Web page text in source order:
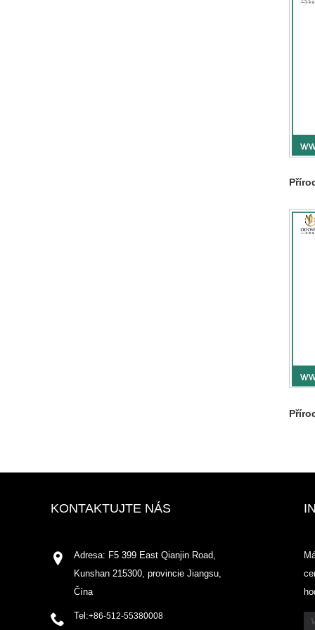
KONTAKTUJTE NÁS
Adresa: F5 399 East Qianjin Road,
Kunshan 215300, provincie Jiangsu,
Čína
Tel:+86-512-55380008